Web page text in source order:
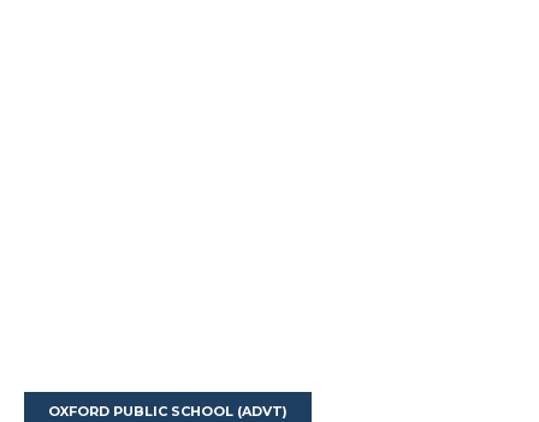
OXFORD PUBLIC SCHOOL (ADVT)